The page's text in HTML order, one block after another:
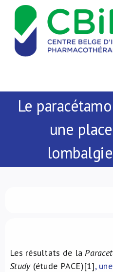
Passer
contenu
Actualités
Publications
Formations
NL
Le
une
Les résultats de la
Study(étude PACE)[1],